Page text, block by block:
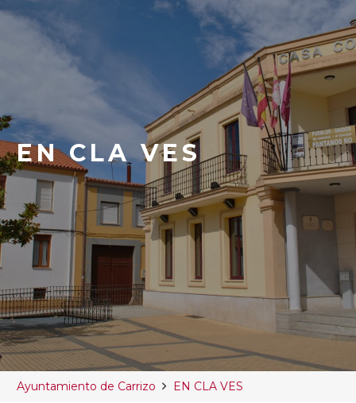
EN CLA VES
Ayuntamiento de Carrizo EN CLA VES